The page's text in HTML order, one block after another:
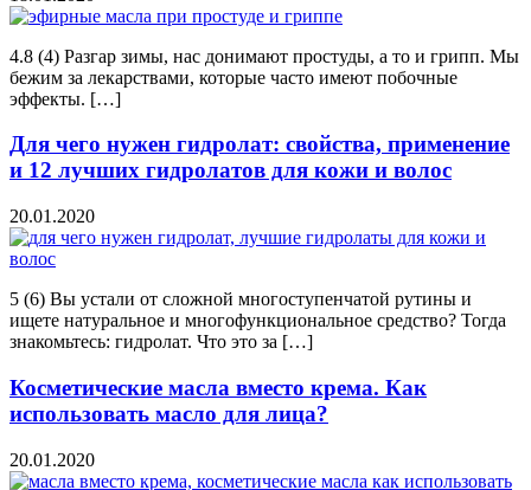
4.8 (4) Разгар зимы, нас донимают простуды, а то и грипп. Мы
бежим за лекарствами, которые часто имеют побочные
эффекты. […]
Для чего нужен гидролат: свойства, применение
и 12 лучших гидролатов для кожи и волос
20.01.2020
5 (6) Вы устали от сложной многоступенчатой рутины и
ищете натуральное и многофункциональное средство? Тогда
знакомьтесь: гидролат. Что это за […]
Косметические масла вместо крема. Как
использовать масло для лица?
20.01.2020